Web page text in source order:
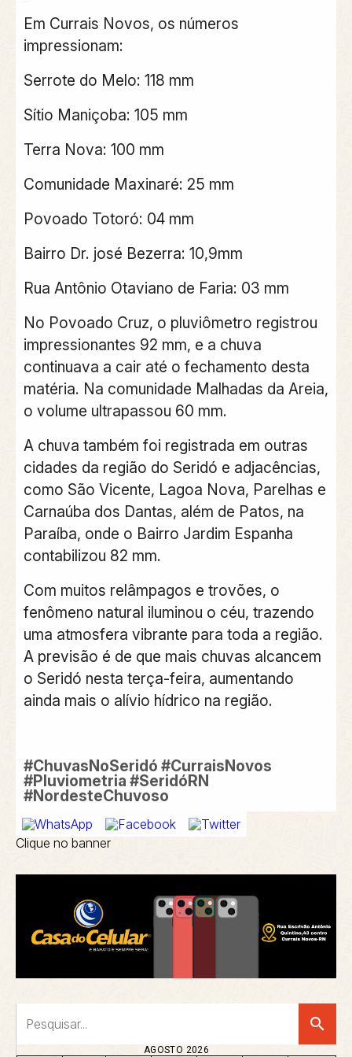
Em Currais Novos, os números
impressionam:
Serrote do Melo: 118 mm
Sítio Maniçoba: 105 mm
Terra Nova: 100 mm
Comunidade Maxinaré: 25 mm
Povoado Totoró: 04 mm
Bairro Dr. josé Bezerra: 10,9mm
Rua Antônio Otaviano de Faria: 03 mm
No Povoado Cruz, o pluviômetro registrou
impressionantes 92 mm, e a chuva
continuava a cair até o fechamento desta
matéria. Na comunidade Malhadas da Areia,
o volume ultrapassou 60 mm.
A chuva também foi registrada em outras
cidades da região do Seridó e adjacências,
como São Vicente, Lagoa Nova, Parelhas e
Carnaúba dos Dantas, além de Patos, na
Paraíba, onde o Bairro Jardim Espanha
contabilizou 82 mm.
Com muitos relâmpagos e trovões, o
fenômeno natural iluminou o céu, trazendo
uma atmosfera vibrante para toda a região.
A previsão é de que mais chuvas alcancem
o Seridó nesta terça-feira, aumentando
ainda mais o alívio hídrico na região.
#ChuvasNoSeridó #CurraisNovos
#Pluviometria #SeridóRN
#NordesteChuvoso
Clique no banner
search
AGOSTO 2026